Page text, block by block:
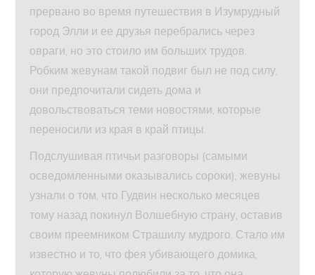
прервано во время путешествия в Изумрудный
город Элли и ее друзья перебрались через
овраги, но это стоило им больших трудов.
Робким жевунам такой подвиг был не под силу,
они предпочитали сидеть дома и
довольствоваться теми новостями, которые
переносили из края в край птицы.
Подслушивая птичьи разговоры (самыми
осведомленными оказывались сороки), жевуны
узнали о том, что Гудвин несколько месяцев
тому назад покинул Волшебную страну, оставив
своим преемником Страшилу мудрого. Стало им
известно и то, что фея убивающего домика,